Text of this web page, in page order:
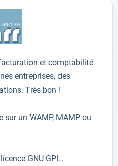
et comptabilité
entreprises, des
. Très bon !
sur un WAMP, MAMP ou
GNU GPL.